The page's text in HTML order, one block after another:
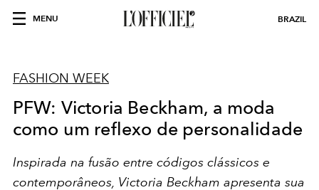
MENU BRAZIL
FASHION WEEK
PFW: Victoria Beckham, a moda
como um reflexo de personalidade
Inspirada na fusão entre códigos clássicos e
contemporâneos, Victoria Beckham apresenta sua